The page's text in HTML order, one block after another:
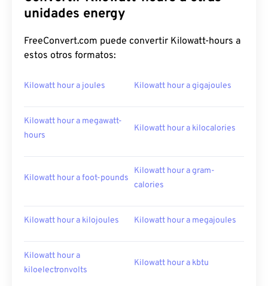
unidades energy
FreeConvert.com puede convertir Kilowatt-hours a
estos otros formatos:
Kilowatt hour a joules Kilowatt hour a gigajoules
Kilowatt hour a megawatt-
hours
Kilowatt hour a kilocalories
Kilowatt hour a foot-pounds
Kilowatt hour a gram-
calories
Kilowatt hour a kilojoules Kilowatt hour a megajoules
Kilowatt hour a
kiloelectronvolts
Kilowatt hour a kbtu